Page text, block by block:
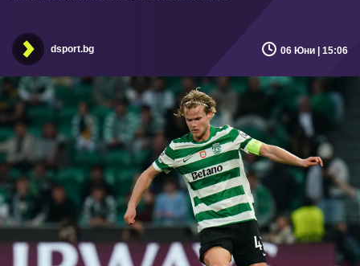
dsport.bg 06 Юни | 15:06